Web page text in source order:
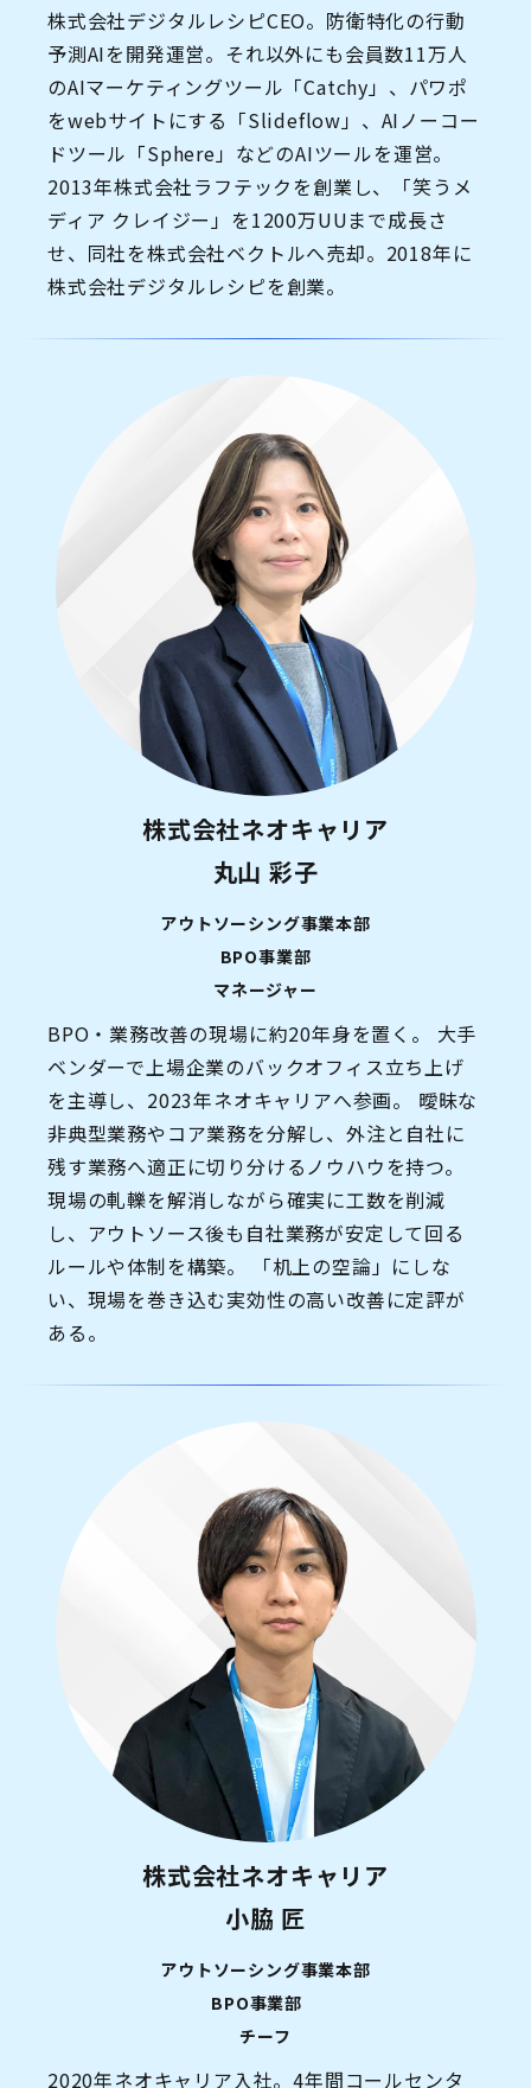
株式会社デジタルレシピCEO。防衛特化の行動
予測AIを開発運営。それ以外にも会員数11万人
のAIマーケティングツール「Catchy」、パワポ
をwebサイトにする「Slideflow」、AIノーコー
ドツール「Sphere」などのAIツールを運営。
2013年株式会社ラフテックを創業し、「笑うメ
ディア クレイジー」を1200万UUまで成長さ
せ、同社を株式会社ベクトルへ売却。2018年に
株式会社デジタルレシピを創業。
株式会社ネオキャリア
丸山 彩子
アウトソーシング事業本部
BPO事業部
マネージャー
BPO・業務改善の現場に約20年身を置く。 大手
ベンダーで上場企業のバックオフィス立ち上げ
を主導し、2023年ネオキャリアへ参画。 曖昧な
非典型業務やコア業務を分解し、外注と自社に
残す業務へ適正に切り分けるノウハウを持つ。
現場の軋轢を解消しながら確実に工数を削減
し、アウトソース後も自社業務が安定して回る
ルールや体制を構築。 「机上の空論」にしな
い、現場を巻き込む実効性の高い改善に定評が
ある。
株式会社ネオキャリア
小脇 匠
アウトソーシング事業本部
BPO事業部
チーフ
2020年ネオキャリア入社。4年間コールセンタ